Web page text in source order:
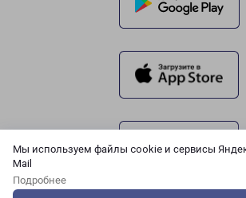
Мы используем файлы cookie и сервисы
Mail
Подробнее